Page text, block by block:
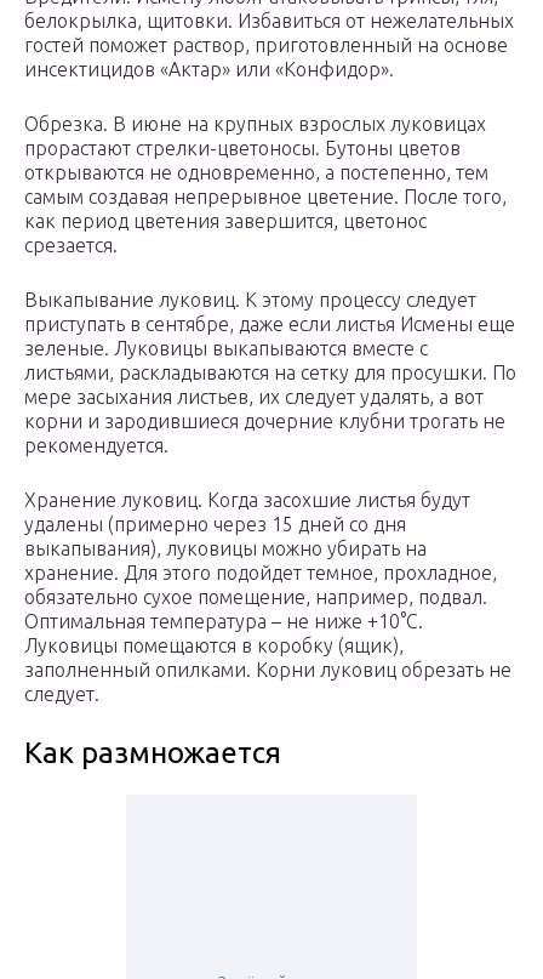
белокрылка, щитовки. Избавиться от нежелательных
гостей поможет раствор, приготовленный на основе
инсектицидов «Актар» или «Конфидор».
Обрезка. В июне на крупных взрослых луковицах
прорастают стрелки-цветоносы. Бутоны цветов
открываются не одновременно, а постепенно, тем
самым создавая непрерывное цветение. После того,
как период цветения завершится, цветонос
срезается.
Выкапывание луковиц. К этому процессу следует
приступать в сентябре, даже если листья Исмены еще
зеленые. Луковицы выкапываются вместе с
листьями, раскладываются на сетку для просушки. По
мере засыхания листьев, их следует удалять, а вот
корни и зародившиеся дочерние клубни трогать не
рекомендуется.
Хранение луковиц. Когда засохшие листья будут
удалены (примерно через 15 дней со дня
выкапывания), луковицы можно убирать на
хранение. Для этого подойдет темное, прохладное,
обязательно сухое помещение, например, подвал.
Оптимальная температура – не ниже +10°C.
Луковицы помещаются в коробку (ящик),
заполненный опилками. Корни луковиц обрезать не
следует.
Как размножается